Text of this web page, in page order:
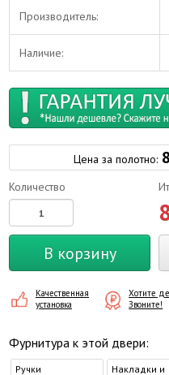
Производитель:
Наличие:
Цена за полотно:
Количество
В корзину
Качественная
установка
Хотите
Звоните!
Фурнитура к этой двери:
Ручки
Накладки и